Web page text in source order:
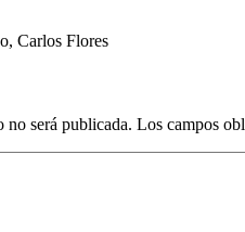
Carlos Flores
no será publicada. Los campos